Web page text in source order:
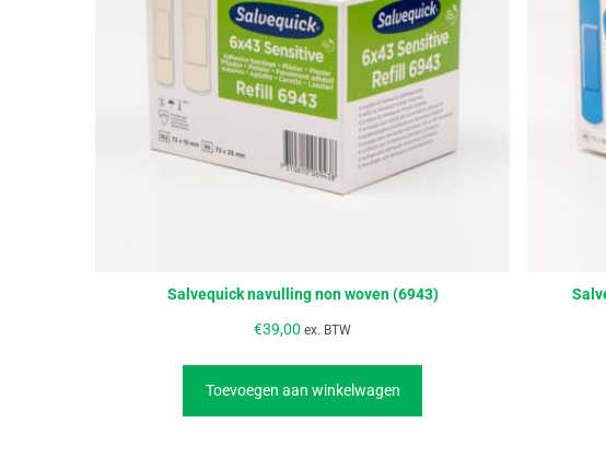
Salvequick navulling non woven (6943)
€39,00 ex. BTW
Toevoegen aan winkelwagen